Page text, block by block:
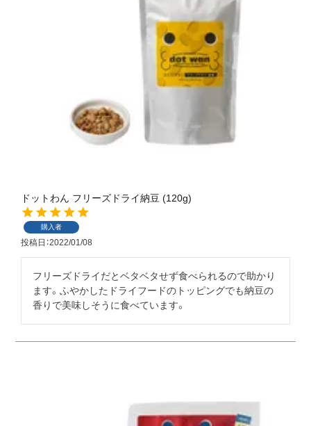
ドットわん フリーズドライ納豆 (120g)
購入者
投稿日 2022/01/08
フリーズドライだとベタベタせず食べられるので助かり
ます。ふやかしたドライフードのトッピングでも納豆の
香りで美味しそうに食べています。